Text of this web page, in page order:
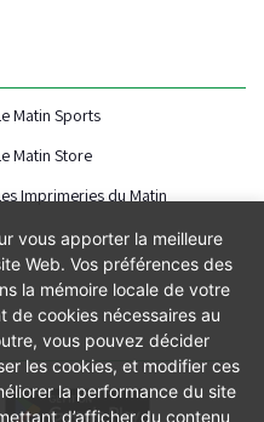
Matin Sports
Matin Store
Imprimeries du Matin
vous apporter la meilleure
Web. Vos préférences des
la mémoire locale de votre
de cookies nécessaires au
vous pouvez décider
les cookies, et modifier ces
la performance du site
d’afficher du contenu